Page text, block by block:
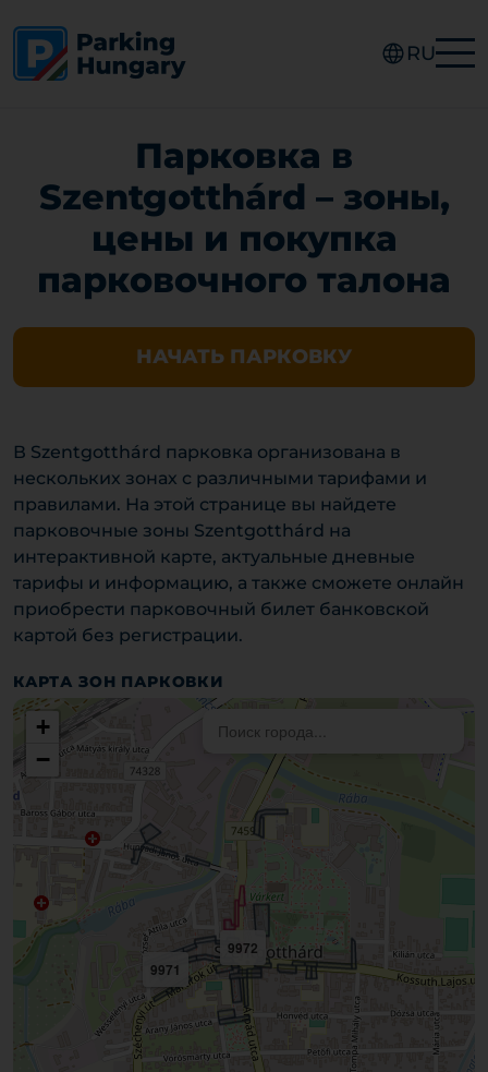
RU
Парковка в
Szentgotthárd – зоны,
цены и покупка
парковочного талона
НАЧАТЬ ПАРКОВКУ
В Szentgotthárd парковка организована в
нескольких зонах с различными тарифами и
правилами. На этой странице вы найдете
парковочные зоны Szentgotthárd на
интерактивной карте, актуальные дневные
тарифы и информацию, а также сможете онлайн
приобрести парковочный билет банковской
картой без регистрации.
КАРТА ЗОН ПАРКОВКИ
9971
9972
+
−